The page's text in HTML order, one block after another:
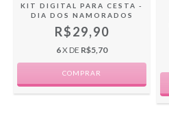
KIT DIGITAL PARA CESTA -
DIA DOS NAMORADOS
R$29,90
6X DE R$5,70